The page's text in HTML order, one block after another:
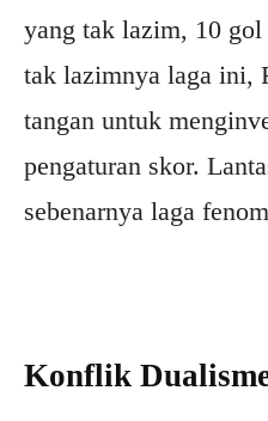
yang tak lazim, 10 gol
tak lazimnya laga ini,
tangan untuk
pengaturan skor.
sebenarnya laga
Konflik